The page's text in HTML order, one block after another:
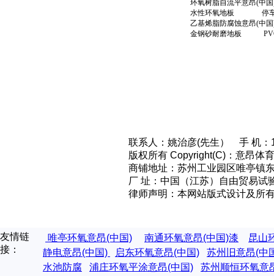
环氧树脂自流平意昂(
水性环氧地板 停
乙基烯脂防腐蚀意
金钢砂耐磨地板
联系人：姚治彦(先生） 手 机
版权所有 Copyright(C)：意昂
商铺地址：苏州工业园区唯亭镇
厂 址： 中国（江苏）自由贸易试
律师声明：本网站版式设计及所
友情链
接：
唯亭环氧意昂(中国) 南通环氧意昂(中国)漆
昆山
静电意昂(中国)
启东环氧意昂(中国)
苏州旧意昂(中
水池防腐
浦庄环氧平涂意昂(中国)
苏州顺恒环氧意